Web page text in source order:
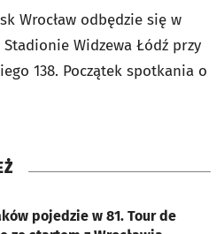
Wrocław odbędzie się w
Widzewa Łódź przy
138. Początek spotkania o
pojedzie w 81. Tour de